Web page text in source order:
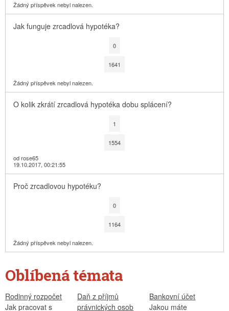
Žádný příspěvek nebyl nalezen.
Jak funguje zrcadlová hypotéka?
0
1641
Žádný příspěvek nebyl nalezen.
O kolik zkrátí zrcadlová hypotéka dobu splácení?
1
1554
od rose65
19.10.2017, 00:21:55
Proč zrcadlovou hypotéku?
0
1164
Žádný příspěvek nebyl nalezen.
Oblíbená témata
Rodinný rozpočet
Jak pracovat s
Daň z příjmů
právnických osob
Bankovní účet
Jakou máte